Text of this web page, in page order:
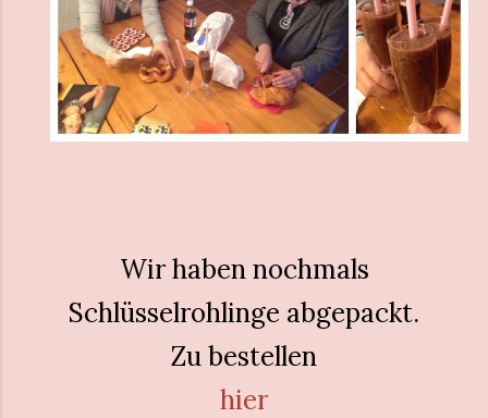
Wir haben nochmals
Schlüsselrohlinge abgepackt.
Zu bestellen
hier